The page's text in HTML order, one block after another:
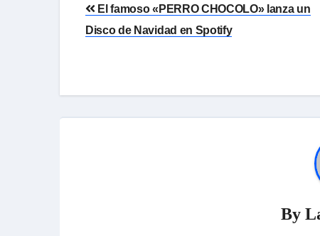
de
El famoso «PERRO CHOCOLO» lanza un
Disco de Navidad en Spotify
By